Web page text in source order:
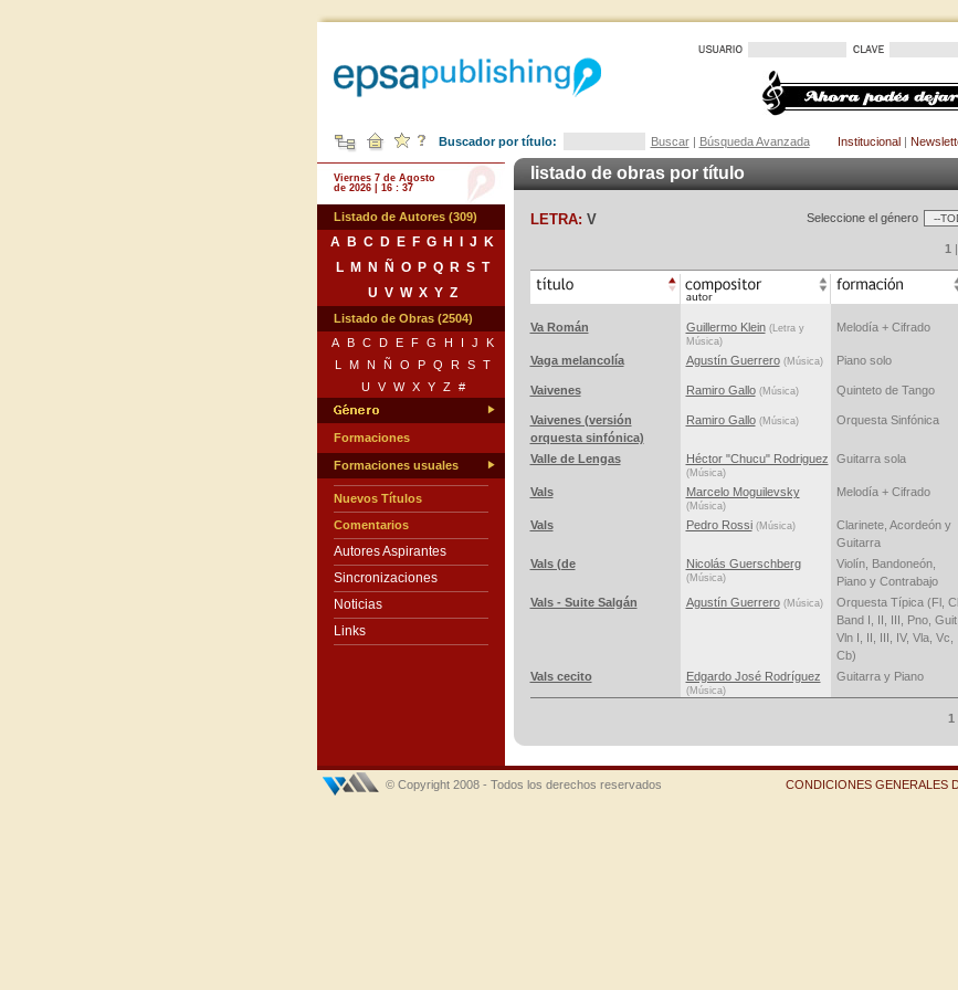
Buscador por título: Buscar| Búsqueda Avanzada Institucional|
Viernes 7 de Agosto
de 2026 | 16 : 37
Listado de Autores (309)
A B C D E F G H J
K
L
M N Ñ O P Q R S T
U V W X Y Z
Listado de Obras (2504)
A
B C D E F G H I J
K
L
M N Ñ O P Q R S T
U
V W X Y Z #
Formaciones
Formaciones usuales
Nuevos Títulos
Comentarios
Autores Aspirantes
Sincronizaciones
Noticias
Links
listado de obras por título
LETRA: V Seleccione el género
1 |
Va Román Guillermo Klein(Letra y
Música)
Melodía + Cifrado
Vaga melancolía Agustín Guerrero(Música) Piano solo
Vaivenes Ramiro Gallo(Música) Quinteto de Tango
Vaivenes (versión
orquesta sinfónica)
Ramiro Gallo(Música) Orquesta Sinfónica
Valle de Lengas Héctor "Chucu" Rodriguez
(Música)
Guitarra sola
Vals Marcelo Moguilevsky
(Música)
Melodía + Cifrado
Vals Pedro Rossi(Música)
Clarinete, Acordeón y
Guitarra
Vals (de Nicolás Guerschberg
(Música)
Violín, Bandoneón,
Piano y Contrabajo
Vals - Suite Salgán Agustín Guerrero(Música)
Orquesta Típica (Fl, Cl,
Band I, II, III, Pno, Guit,
Vln I, II, III, IV, Vla, Vc,
Cb)
Vals cecito Edgardo José Rodríguez
(Música)
Guitarra y Piano
1
© Copyright 2008 - Todos los derechos reservados CONDICIONES GENERALES